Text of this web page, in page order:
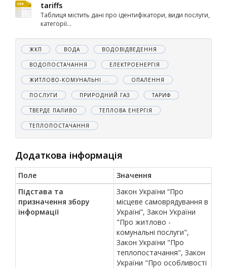
tariffs
Таблиця містить дані про ідентифікатори, види послуги,
категорії...
ЖКП ВОДА ВОДОВІДВЕДЕННЯ
ВОДОПОСТАЧАННЯ ЕЛЕКТРОЕНЕРГІЯ
ЖИТЛОВО-КОМУНАЛЬНІ ... ОПАЛЕННЯ
ПОСЛУГИ ПРИРОДНИЙ ГАЗ ТАРИФ
ТВЕРДЕ ПАЛИВО ТЕПЛОВА ЕНЕРГІЯ
ТЕПЛОПОСТАЧАННЯ
Додаткова інформація
Поле
Значення
Підстава та
призначення збору
інформації
Закон України “Про
місцеве самоврядування в
Україні”, Закон України
"Про житлово -
комунальні послуги",
Закон України "Про
теплопостачання", Закон
України "Про особливості